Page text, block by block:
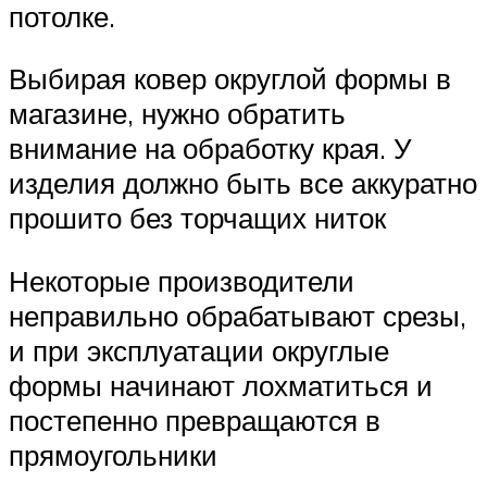
потолке.
Выбирая ковер округлой формы в
магазине, нужно обратить
внимание на обработку края. У
изделия должно быть все аккуратно
прошито без торчащих ниток
Некоторые производители
неправильно обрабатывают срезы,
и при эксплуатации округлые
формы начинают лохматиться и
постепенно превращаются в
прямоугольники